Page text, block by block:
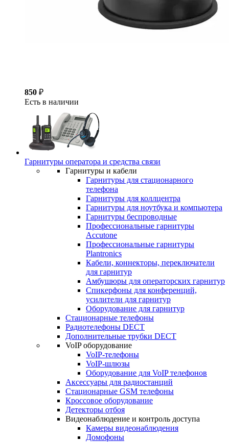
850 ₽
Есть в наличии
Гарнитуры оператора и средства связи
Гарнитуры и кабели
Гарнитуры для стационарного
телефона
Гарнитуры для коллцентра
Гарнитуры для ноутбука и компьютера
Гарнитуры беспроводные
Профессиональные гарнитуры
Accutone
Профессиональные гарнитуры
Plantronics
Кабели, коннекторы, переключатели
для гарнитур
Амбушюры для операторских гарнитур
Cпикерфоны для конференций,
усилители для гарнитур
Оборудование для гарнитур
Стационарные телефоны
Радиотелефоны DECT
Дополнительные трубки DECT
VoIP оборудование
VoIP-телефоны
VoIP-шлюзы
Оборудование для VoIP телефонов
Аксессуары для радиостанций
Стационарные GSM телефоны
Кроссовое оборудование
Детекторы отбоя
Видеонаблюдение и контроль доступа
Камеры видеонаблюдения
Домофоны